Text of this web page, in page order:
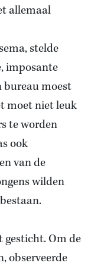
allemaal
stelde
imposante
bureau moest
moet niet leuk
te worden
ook
van de
wilden
gesticht. Om de
observeerde